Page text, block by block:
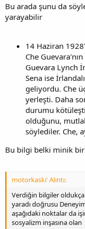
Bu arada şunu da
yarayabilir
14 Haziran
Che
Guevara Lynch
Sena ise
geliyordu. Che
yerleşti. Daha
durumu
olduğunu,
söylediler. Che,
Bu bilgi belki minik
motorkaski' Alıntı:
Verdiğin bilgiler
yaradı doğrusu
aşağıdaki noktalar da
sosyalizm inşasına olan